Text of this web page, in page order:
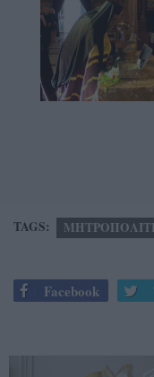
TAGS:
Facebook